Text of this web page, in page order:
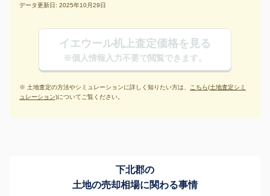
データ更新日: 2025年10月29日
イエウール机上査定価格を見る
※個人情報入力不要で閲覧できます。
※ 土地査定の方法やシミュレーションに詳しく知りたい方は、 こちら(土地査定シミ
ュレーション)についてご覧ください。
下北郡の
土地の売却相場に関わる事情